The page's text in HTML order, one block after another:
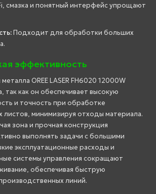
смазка и понятный интерфейс упрощают
Подходит для обработки больших
эффективность
OREE LASER FH6020 12000W
так как он обеспечивает высокую
и точность при обработке
минимизируя отходы материала.
зона и прочная конструкция
выполнять задачи с большими
эксплуатационные расходы и
системы управления сокращают
обеспечивая быструю
линий.